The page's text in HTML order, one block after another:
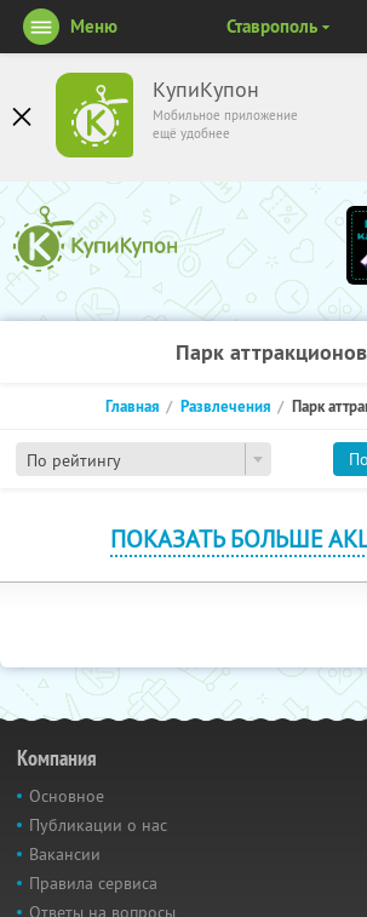
КупиКупон
Мобильное приложение
ещё удобнее
Меню Ставрополь
Парк аттракционов
По рейтингу
Главная Развлечения Парк
ПОКАЗАТЬ БОЛЬШЕ
Компания
Основное
Публикации о нас
Вакансии
Правила сервиса
Ответы на вопросы